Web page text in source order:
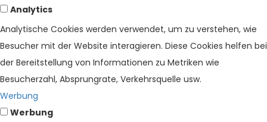
Analytics
Analytische Cookies werden verwendet, um zu verstehen, wie
Besucher mit der Website interagieren. Diese Cookies helfen bei
der Bereitstellung von Informationen zu Metriken wie
Besucherzahl, Absprungrate, Verkehrsquelle usw.
Werbung
Werbung